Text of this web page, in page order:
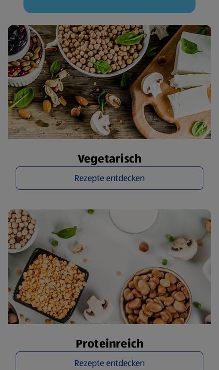
Vegetarisch
Rezepte entdecken
Proteinreich
Rezepte entdecken